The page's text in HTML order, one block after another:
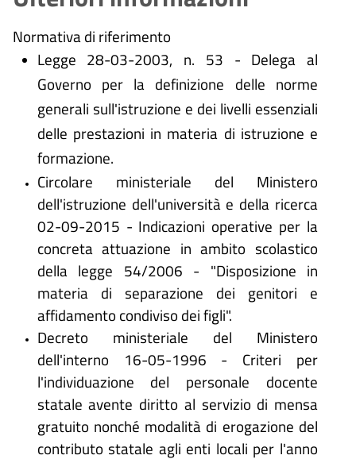
Normativa di riferimento
Legge 28-03-2003, n. 53 - Delega al
Governo per la definizione delle norme
generali sull'istruzione e dei livelli essenziali
delle prestazioni in materia di istruzione e
formazione.
Circolare ministeriale del Ministero
dell'istruzione dell'università e della ricerca
02-09-2015 - Indicazioni operative per la
concreta attuazione in ambito scolastico
della legge 54/2006 - "Disposizione in
materia di separazione dei genitori e
affidamento condiviso dei figli".
Decreto ministeriale del Ministero
dell'interno 16-05-1996 - Criteri per
l'individuazione del personale docente
statale avente diritto al servizio di mensa
gratuito nonché modalità di erogazione del
contributo statale agli enti locali per l'anno